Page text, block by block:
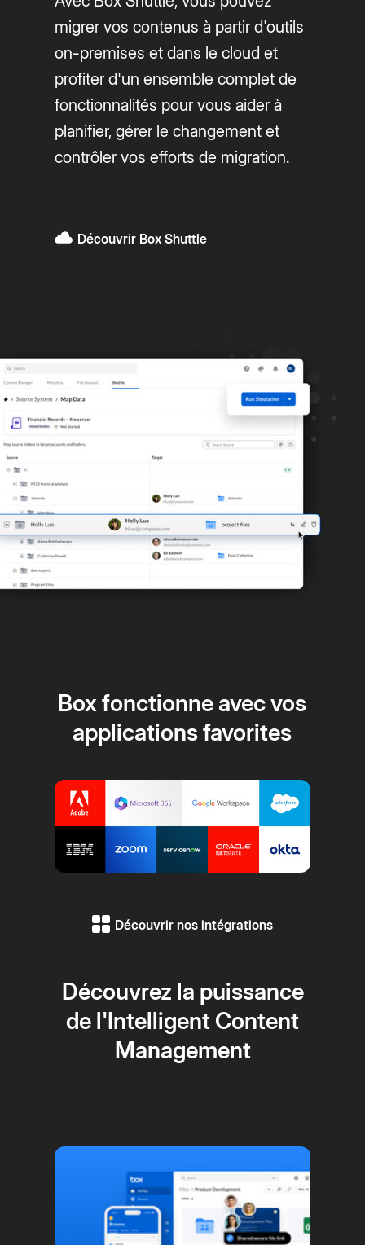
migrer vos contenus à partir d'outils
on-premises et dans le cloud et
profiter d'un ensemble complet de
fonctionnalités pour vous aider à
planifier, gérer le changement et
contrôler vos efforts de migration.
Découvrir Box Shuttle
Box fonctionne avec vos
applications favorites
Découvrir nos intégrations
Découvrez la puissance
de l'Intelligent Content
Management